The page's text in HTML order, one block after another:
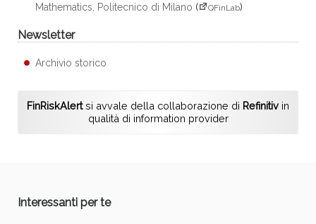
Mathematics, Politecnico di Milano ( QFinLab)
Newsletter
Archivio storico
FinRiskAlertsi avvale della collaborazione di Refinitiv in
qualità di information provider
Interessanti per te